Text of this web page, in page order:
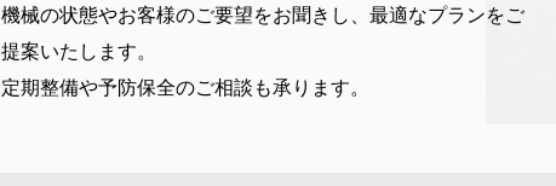
機械の状態やお客様のご要望をお聞きし、最適なプランをご
提案いたします。
定期整備や予防保全のご相談も承ります。